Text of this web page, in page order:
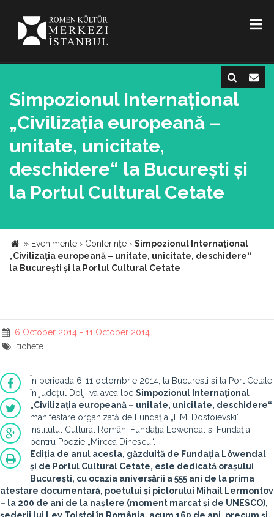
Simpozionul Internațional
„Civilizația europeană –
unitate, unicitate,
deschidere“ la București și
la Portul Cultural Cetate
» Evenimente › Conferinţe › Simpozionul Internațional
„Civilizația europeană – unitate, unicitate, deschidere“
la București și la Portul Cultural Cetate
6 October 2014 - 11 October 2014
Etichete
În perioada 6-11 octombrie 2014, la București și la Port Cetate,
în județul Dolj, va avea loc Simpozionul Internațional
„Civilizația europeană – unitate, unicitate, deschidere“
manifestare organizată de Fundaţia „F.M. Dostoievski“,
Institutul Cultural Român, Fundaţia Löwendal și Fundaţia
pentru Poezie „Mircea Dinescu“.
Ediția de anul acesta, găzduită de Fundația Löwendal
și de Portul Cultural Cetate, este dedicată orașului
București, cu ocazia aniversării a 555 ani de la prima
atestare documentară, poetului și pictorului Mihail Lermontov
– la 200 de ani de la naștere (moment marcat și de UNESCO),